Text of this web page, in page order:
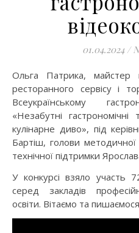
01.04.2024 /
Ольга Патрика, майстер в/н Тернопільського ВПУ
ресторанного сервісу і
Всеукраїнському
«Незабутні гастрономічні
кулінарне диво», під
Бартіш, голови методичної
технічної підтримки
У конкурсі взяло участь
серед закладів
освіти. Вітаємо та